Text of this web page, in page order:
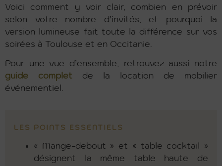
Voici comment y voir clair, combien en prévoir
selon votre nombre d’invités, et pourquoi la
version lumineuse fait toute la différence sur vos
soirées à Toulouse et en Occitanie.
Pour une vue d’ensemble, retrouvez aussi notre
guide complet de la location de mobilier
événementiel.
LES POINTS ESSENTIELS
« Mange-debout » et « table cocktail »
désignent la même table haute de